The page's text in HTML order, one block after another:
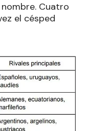
Cuatro
el césped